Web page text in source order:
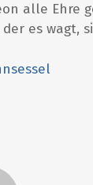
alle Ehre
der es wagt,